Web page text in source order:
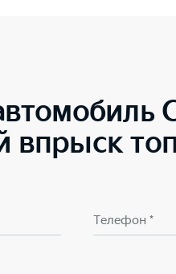
впрыск
Телефон *